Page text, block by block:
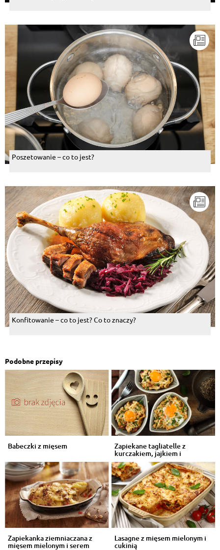
Poszetowanie – co to jest?
Konfitowanie – co to jest? Co to znaczy?
Podobne przepisy
Babeczki z mięsem Zapiekane tagliatelle z
kurczakiem, jajkiem i
szczypiorem
Zapiekanka ziemniaczana z
mięsem mielonym i serem
Lasagne z mięsem mielonym i
cukinią